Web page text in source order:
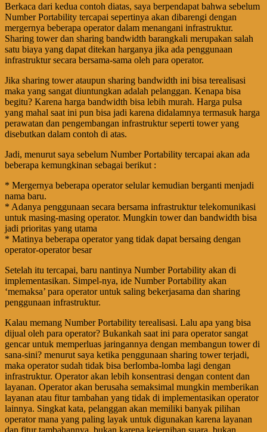
Berkaca dari kedua contoh diatas, saya berpendapat bahwa sebelum
Number Portability tercapai sepertinya akan dibarengi dengan
mergernya beberapa operator dalam menangani infrastruktur.
Sharing tower dan sharing bandwidth barangkali merupakan salah
satu biaya yang dapat ditekan harganya jika ada penggunaan
infrastruktur secara bersama-sama oleh para operator.
Jika sharing tower ataupun sharing bandwidth ini bisa terealisasi
maka yang sangat diuntungkan adalah pelanggan. Kenapa bisa
begitu? Karena harga bandwidth bisa lebih murah. Harga pulsa
yang mahal saat ini pun bisa jadi karena didalamnya termasuk harga
perawatan dan pengembangan infrastruktur seperti tower yang
disebutkan dalam contoh di atas.
Jadi, menurut saya sebelum Number Portability tercapai akan ada
beberapa kemungkinan sebagai berikut :
* Mergernya beberapa operator selular kemudian berganti menjadi
nama baru.
* Adanya penggunaan secara bersama infrastruktur telekomunikasi
untuk masing-masing operator. Mungkin tower dan bandwidth bisa
jadi prioritas yang utama
* Matinya beberapa operator yang tidak dapat bersaing dengan
operator-operator besar
Setelah itu tercapai, baru nantinya Number Portability akan di
implementasikan. Simpel-nya, ide Number Portability akan
‘memaksa’ para operator untuk saling bekerjasama dan sharing
penggunaan infrastruktur.
Kalau memang Number Portability terealisasi. Lalu apa yang bisa
dijual oleh para operator? Bukankah saat ini para operator sangat
gencar untuk memperluas jaringannya dengan membangun tower di
sana-sini? menurut saya ketika penggunaan sharing tower terjadi,
maka operator sudah tidak bisa berlomba-lomba lagi dengan
infrastruktur. Operator akan lebih konsentrasi dengan content dan
layanan. Operator akan berusaha semaksimal mungkin memberikan
layanan atau fitur tambahan yang tidak di implementasikan operator
lainnya. Singkat kata, pelanggan akan memiliki banyak pilihan
operator mana yang paling layak untuk digunakan karena layanan
dan fitur tambahannya, bukan karena kejernihan suara, bukan